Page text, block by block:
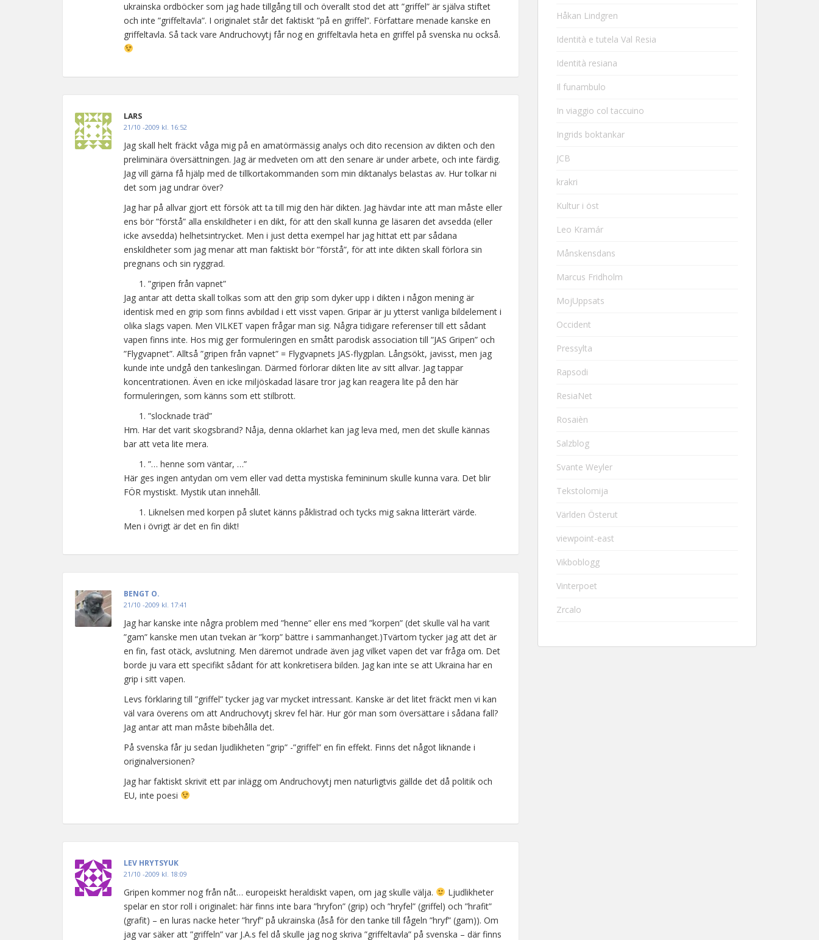
ukrainska ordböcker som jag hade tillgång till och överallt stod det att ”griffel” är själva stiftet
och inte ”griffeltavla”. I originalet står det faktiskt ”på en griffel”. Författare menade kanske en
griffeltavla. Så tack vare Andruchovytj får nog en griffeltavla heta en griffel på svenska nu också.
LARS
21/10 -2009 kl. 16:52
Jag skall helt fräckt våga mig på en amatörmässig analys och dito recension av dikten och den
preliminära översättningen. Jag är medveten om att den senare är under arbete, och inte färdig.
Jag vill gärna få hjälp med de tillkortakommanden som min diktanalys belastas av. Hur tolkar ni
det som jag undrar över?
Jag har på allvar gjort ett försök att ta till mig den här dikten. Jag hävdar inte att man måste eller
ens bör ”förstå” alla enskildheter i en dikt, för att den skall kunna ge läsaren det avsedda (eller
icke avsedda) helhetsintrycket. Men i just detta exempel har jag hittat ett par sådana
enskildheter som jag menar att man faktiskt bör ”förstå”, för att inte dikten skall förlora sin
pregnans och sin ryggrad.
”gripen från vapnet”
Jag antar att detta skall tolkas som att den grip som dyker upp i dikten i någon mening är
identisk med en grip som finns avbildad i ett visst vapen. Gripar är ju ytterst vanliga bildelement i
olika slags vapen. Men VILKET vapen frågar man sig. Några tidigare referenser till ett sådant
vapen finns inte. Hos mig ger formuleringen en smått parodisk association till ”JAS Gripen” och
”Flygvapnet”. Alltså ”gripen från vapnet” = Flygvapnets JAS-flygplan. Långsökt, javisst, men jag
kunde inte undgå den tankeslingan. Därmed förlorar dikten lite av sitt allvar. Jag tappar
koncentrationen. Även en icke miljöskadad läsare tror jag kan reagera lite på den här
formuleringen, som känns som ett stilbrott.
”slocknade träd”
Hm. Har det varit skogsbrand? Nåja, denna oklarhet kan jag leva med, men det skulle kännas
bar att veta lite mera.
”… henne som väntar, …”
Här ges ingen antydan om vem eller vad detta mystiska femininum skulle kunna vara. Det blir
FÖR mystiskt. Mystik utan innehåll.
Liknelsen med korpen på slutet känns påklistrad och tycks mig sakna litterärt värde.
Men i övrigt är det en fin dikt!
BENGT O.
21/10 -2009 kl. 17:41
Jag har kanske inte några problem med ”henne” eller ens med ”korpen” (det skulle väl ha varit
”gam” kanske men utan tvekan är ”korp” bättre i sammanhanget.)Tvärtom tycker jag att det är
en fin, fast otäck, avslutning. Men däremot undrade även jag vilket vapen det var fråga om. Det
borde ju vara ett specifikt sådant för att konkretisera bilden. Jag kan inte se att Ukraina har en
grip i sitt vapen.
Levs förklaring till ”griffel” tycker jag var mycket intressant. Kanske är det litet fräckt men vi kan
väl vara överens om att Andruchovytj skrev fel här. Hur gör man som översättare i sådana fall?
Jag antar att man måste bibehålla det.
På svenska får ju sedan ljudlikheten ”grip” -”griffel” en fin effekt. Finns det något liknande i
originalversionen?
Jag har faktiskt skrivit ett par inlägg om Andruchovytj men naturligtvis gällde det då politik och
EU, inte poesi
LEV HRYTSYUK
21/10 -2009 kl. 18:09
Gripen kommer nog från nåt… europeiskt heraldiskt vapen, om jag skulle välja.
Ljudlikheter
spelar en stor roll i originalet: här finns inte bara ”hryfon” (grip) och ”hryfel” (griffel) och ”hrafit”
(grafit) – en luras nacke heter ”hryf” på ukrainska (åså för den tanke till fågeln ”hryf” (gam)). Om
jag var säker att ”griffeln” var J.A.s fel då skulle jag nog skriva ”griffeltavla” på svenska – där finns
Håkan Lindgren
Identità e tutela Val Resia
Identità resiana
Il funambulo
In viaggio col taccuino
Ingrids boktankar
JCB
krakri
Kultur i öst
Leo Kramár
Månskensdans
Marcus Fridholm
MojUppsats
Occident
Pressylta
Rapsodi
ResiaNet
Rosaièn
Salzblog
Svante Weyler
Tekstolomija
Världen Österut
viewpoint-east
Vikboblogg
Vinterpoet
Zrcalo